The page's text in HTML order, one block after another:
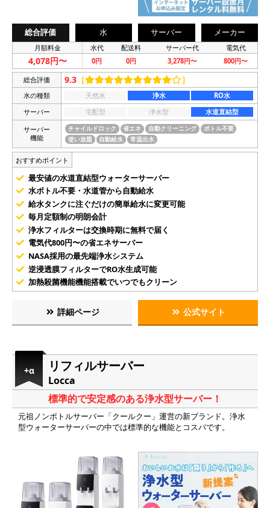
総合評価 水 サーバー メーカー
月額料金 水代 配送料 サーバー代 電気代
4,078円〜 0円 0円 3,278円〜 800円〜
総合評価 9.3 ［ ］
水の種類 天然水 浄水
RO水
サーバー
宅配型 浄水型
水道直結型
サーバー
機能
チャイルドロック 省エネ 自動クリーニング
ボトル不要
使い放題
自動給水 常温出水
おすすめポイント
最安値の水道直結型ウォーターサーバー
水ボトル不要・水道管から自動給水
給水タンクに注ぐだけの簡単給水に変更可能
毎月定額制の明朗会計
浄水フィルターは交換時期に無料で届く
電気代800円〜の省エネサーバー
NASA採用の最先端浄水システム
逆浸透膜フィルターでRO水生成可能
加熱殺菌機能機能搭載でいつでもクリーン
詳細ページ 公式サイト
+α リフィルサーバー
Locca
標準的で安定感のある浄水型サーバー！
元祖ノンボトルサーバー「クールクー」運営の新ブランド。浄水
型ウォーターサーバーの中では標準的な機能とコスパです。